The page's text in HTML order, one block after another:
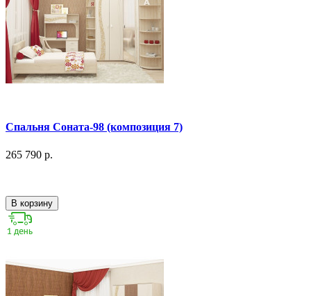
Спальня Соната-98 (композиция 7)
265 790 р.
В корзину